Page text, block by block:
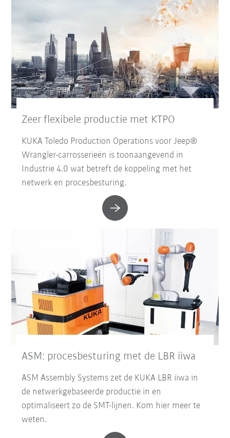
Zeer flexibele productie met KTPO
KUKA Toledo Production Operations voor Jeep®
Wrangler-carrosserieën is toonaangevend in
Industrie 4.0 wat betreft de koppeling met het
netwerk en procesbesturing.
ASM: procesbesturing met de LBR iiwa
ASM Assembly Systems zet de KUKA LBR iiwa in
de netwerkgebaseerde productie in en
optimaliseert zo de SMT-lijnen. Kom hier meer te
weten.